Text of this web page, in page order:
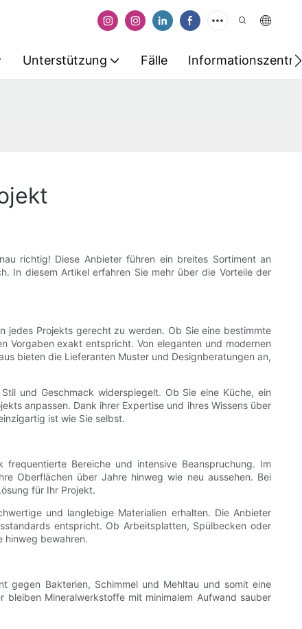
Unterstützung Fälle
richtig! Diese Anbieter führen ein breites Sortiment an
In diesem Artikel erfahren Sie mehr über die Vorteile der
jedes Projekts gerecht zu werden. Ob Sie eine bestimmte
Vorgaben exakt entspricht. Von eleganten und modernen
bieten die Lieferanten Muster und Designberatungen an,
und Geschmack widerspiegelt. Ob Sie eine Küche, ein
anpassen. Dank ihrer Expertise und ihres Wissens über
ist wie Sie selbst.
Bereiche und intensive Beanspruchung. Im
Oberflächen über Jahre hinweg wie neu aussehen. Bei
für Ihr Projekt.
und langlebige Materialien erhalten. Die Anbieter
entspricht. Ob Arbeitsplatten, Spülbecken oder
hinweg bewahren.
gegen Bakterien, Schimmel und Mehltau und somit eine
bleiben Mineralwerkstoffe mit minimalem Aufwand sauber